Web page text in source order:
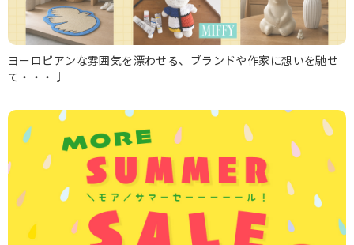
ヨーロピアンな雰囲気を漂わせる、ブランドや作家に想いを馳せ
て・・・♩